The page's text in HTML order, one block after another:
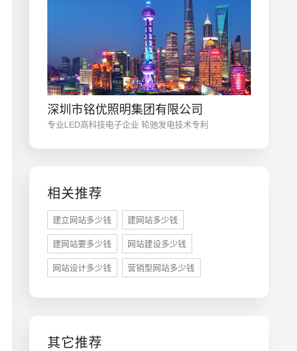
深圳市铭优照明集团有限公司
专业LED高科技电子企业 轮驰发电技术专利
相关推荐
建立网站多少钱 建网站多少钱
建网站要多少钱 网站建设多少钱
网站设计多少钱 营销型网站多少钱
其它推荐